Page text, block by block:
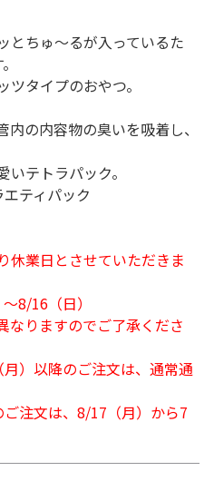
とちゅ～るが入っているた
ツタイプのおやつ。
内の内容物の臭いを吸着し、
いテトラパック。
ティパック
休業日とさせていただきま
8/16（日）
なりますのでご了承くださ
）以降のご注文は、通常通
注文は、8/17（月）から7